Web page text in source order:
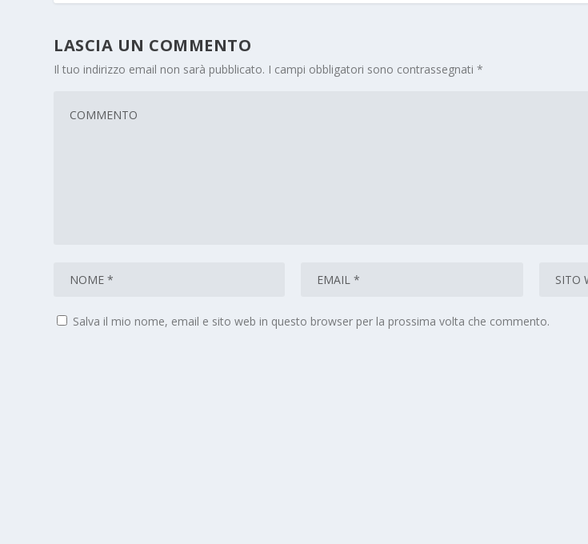
LASCIA UN COMMENTO
Il tuo indirizzo email non sarà pubblicato. I campi obbligatori sono contrassegnati*
Salva il mio nome, email e sito web in questo browser per la prossima volta che commento.